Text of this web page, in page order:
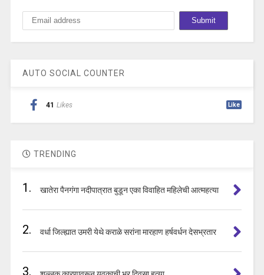
AUTO SOCIAL COUNTER
41 Likes Like
TRENDING
1. खातेरा पैनगंगा नदीपात्रात बुडून एका विवाहित महिलेची आत्महत्या
2. वर्धा जिल्ह्यात उमरी येथे कराळे सरांना मारहाण हर्षवर्धन देसभ्रतार
3.